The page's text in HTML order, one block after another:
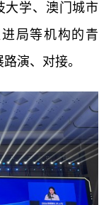
大学、澳门城市
局等机构的青
演、对接。